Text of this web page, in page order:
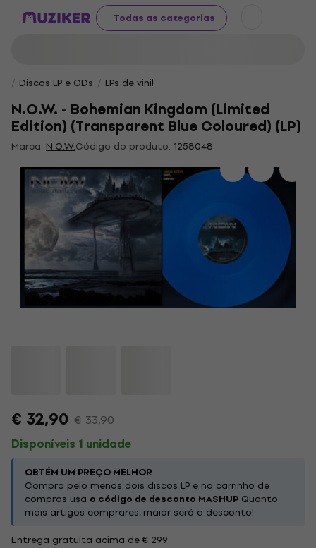
Todas as categorias
Discos LP e CDs LPs de vinil
N.O.W. - Bohemian Kingdom (Limited
Edition) (Transparent Blue Coloured) (LP)
Marca: N.O.W.Código do produto: 1258048
€ 32,90 € 33,90
Disponíveis 1 unidade
OBTÉM UM PREÇO MELHOR
Compra pelo menos dois discos LP e no carrinho de
compras usa o código de desconto MASHUP Quanto
mais artigos comprares, maior será o desconto!
Entrega gratuita acima de € 299